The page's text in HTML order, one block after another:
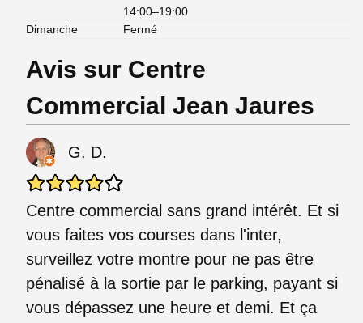
14:00–19:00
Dimanche
Fermé
Avis sur Centre
Commercial Jean Jaures
G. D.
Centre commercial sans grand intérêt. Et si
vous faites vos courses dans l'inter,
surveillez votre montre pour ne pas être
pénalisé à la sortie par le parking, payant si
vous dépassez une heure et demi. Et ça